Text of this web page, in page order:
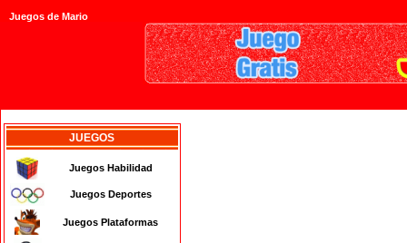
Juegos de Mario
JUEGOS
Juegos Habilidad
Juegos Deportes
Juegos Plataformas